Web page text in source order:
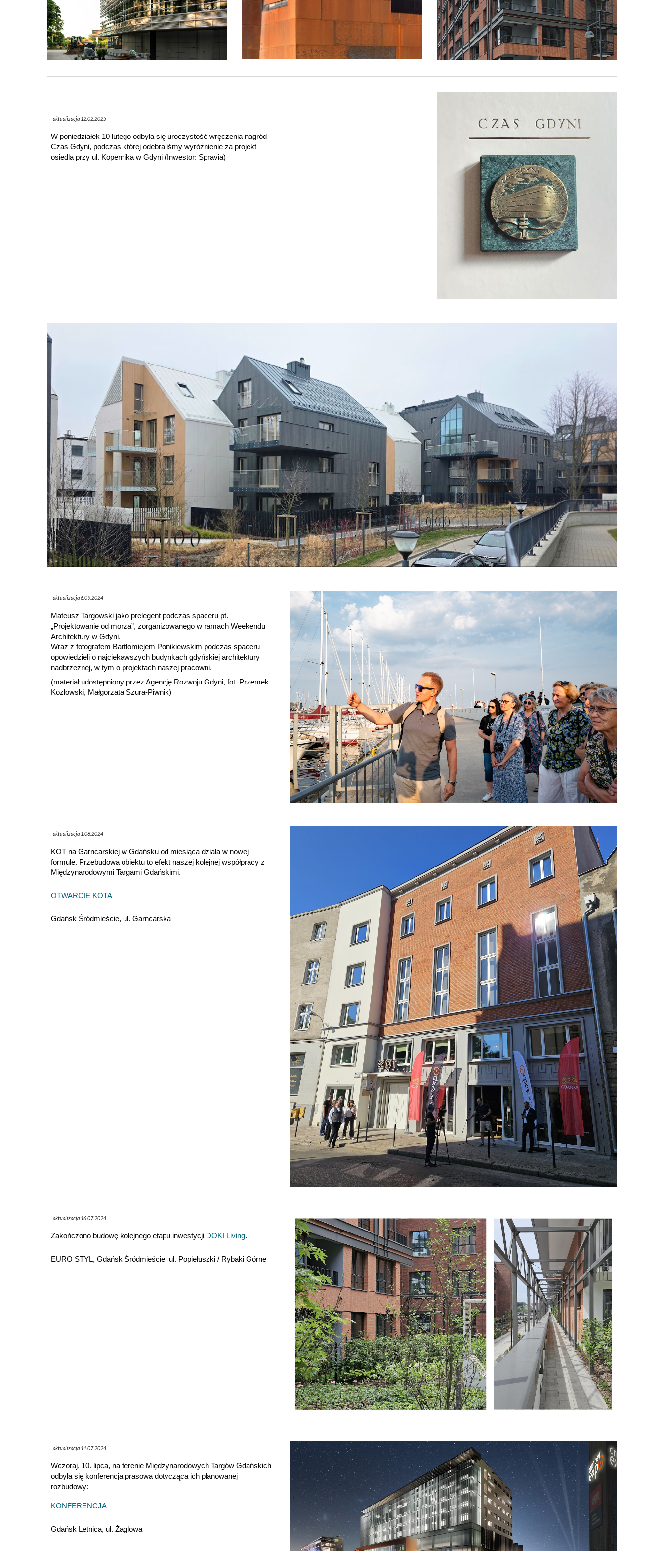
aktualizacja 12.02.2025
W poniedziałek 10 lutego odbyła się uroczystość wręczenia nagród
Czas Gdyni, podczas której odebraliśmy wyróżnienie za projekt
osiedla przy ul. Kopernika w Gdyni (Inwestor: Spravia)
aktualizacja6.09.2024
Mateusz Targowski jako prelegent podczas spaceru pt.
„Projektowanie od morza”, zorganizowanego w ramach Weekendu
Architektury w Gdyni.
Wraz z fotografem Bartłomiejem Ponikiewskim podczas spaceru
opowiedzieli o najciekawszych budynkach gdyńskiej architektury
nadbrzeżnej, w tym o projektach naszej pracowni.
(materiał udostępniony przez Agencję Rozwoju Gdyni, fot. Przemek
Kozłowski, Małgorzata Szura-Piwnik)
aktualizacja 1.08.2024
KOT na Garncarskiej w Gdańsku od miesiąca działa w nowej
formule. Przebudowa obiektu to efekt naszej kolejnej współpracy z
Międzynarodowymi Targami Gdańskimi.
OTWARCIE KOTA
Gdańsk Śródmieście, ul. Garncarska
aktualizacja 16.07.2024
Zakończono budowę kolejnego etapu inwestycji DOKI Living.
EURO STYL, Gdańsk Śródmieście, ul. Popiełuszki / Rybaki Górne
aktualizacja 11.07.2024
Wczoraj, 10. lipca, na terenie Międzynarodowych Targów Gdańskich
odbyła się konferencja prasowa dotycząca ich planowanej
rozbudowy:
KONFERENCJA
Gdańsk Letnica, ul. Żaglowa